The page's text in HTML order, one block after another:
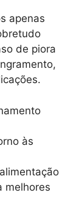
apenas
de piora
às
melhores